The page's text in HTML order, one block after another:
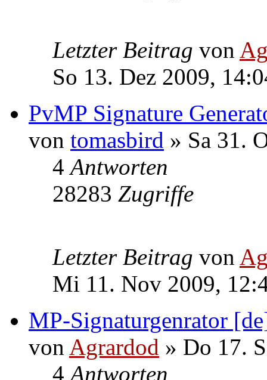
Letzter Beitrag von
So 13. Dez 2009,
PvMP Signature
von tomasbird » Sa 31.
4Antworten
28283 Zugriffe
Letzter Beitrag von
Mi 11. Nov 2009,
MP-Signaturgenrator
von Agrardod » Do 17.
4 Antworten